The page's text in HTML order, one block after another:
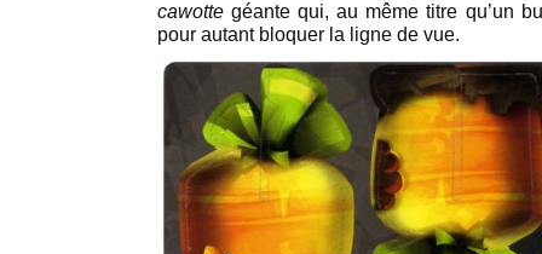
cawotte géante qui, au même titre qu’un
pour autant bloquer la ligne de vue.